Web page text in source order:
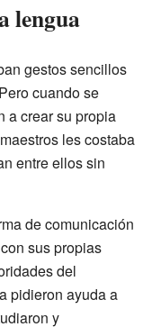
lengua
gestos sencillos
cuando se
a crear su propia
les costaba
entre ellos sin
de comunicación
sus propias
del
pidieron ayuda a
y